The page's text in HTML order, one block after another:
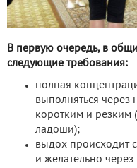
В первую очередь, в
следующие требования:
полная
выполняться через
коротким и резким
ладоши);
выдох происходит
и желательно через